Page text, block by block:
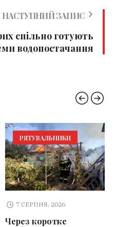
НАСТУПНИЙ ЗАПИС
спільно готують
водопостачання
РЯТУВАЛЬНИКИ
7 СЕРПНЯ, 2026
Через коротке